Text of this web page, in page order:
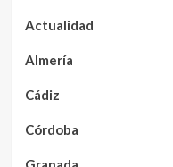
Actualidad
Almería
Cádiz
Córdoba